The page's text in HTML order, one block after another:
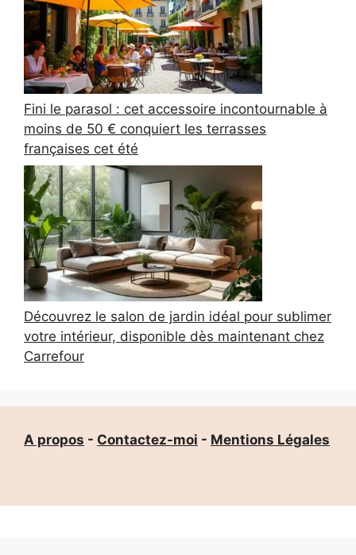
Fini le parasol : cet accessoire incontournable à
moins de 50 € conquiert les terrasses
françaises cet été
Découvrez le salon de jardin idéal pour sublimer
votre intérieur, disponible dès maintenant chez
Carrefour
A propos - Contactez-moi - Mentions Légales